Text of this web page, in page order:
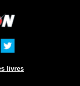
livres